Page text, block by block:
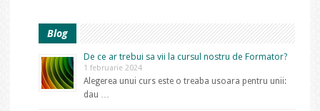
Blog
De ce ar trebui sa vii la cursul nostru de Formator?
1 februarie 2024
Alegerea unui curs este o treaba usoara pentru unii:
dau …